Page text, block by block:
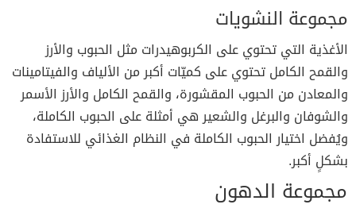
مجموعة النشويات
الأغذية التي تحتوي على الكربوهيدرات مثل الحبوب والأرز
والقمح الكامل تحتوي على كميّات أكبر من الألياف والفيتامينات
والمعادن من الحبوب المقشورة، والقمح الكامل والأرز الأسمر
والشوفان والبرغل والشعير هي أمثلة على الحبوب الكاملة،
ويُفضل اختيار الحبوب الكاملة في النظام الغذائي للاستفادة
بشكلٍ أكبر.
مجموعة الدهون